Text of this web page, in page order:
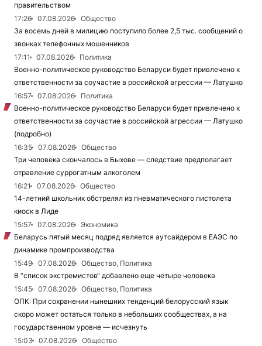
правительством
17:26
07.08.2026
Общество
За восемь дней в милицию поступило более 2,5 тыс. сообщений о
звонках телефонных мошенников
17:11
07.08.2026
Политика
Военно-политическое руководство Беларуси будет привлечено к
ответственности за соучастие в российской агрессии — Латушко
16:57
07.08.2026
Политика
Военно-политическое руководство Беларуси будет привлечено к
ответственности за соучастие в российской агрессии — Латушко
(подробно)
16:35
07.08.2026
Общество
Три человека скончалось в Быхове — следствие предполагает
отравление суррогатным алкоголем
16:21
07.08.2026
Общество
14-летний школьник обстрелял из пневматического пистолета
киоск в Лиде
15:57
07.08.2026
Экономика
Беларусь пятый месяц подряд является аутсайдером в ЕАЭС по
динамике промпроизводства
15:49
07.08.2026
Общество, Политика
В “список экстремистов“ добавлено еще четыре человека
15:45
07.08.2026
Общество, Политика
ОПК: При сохранении нынешних тенденций белорусский язык
скоро может остаться только в небольших сообществах, а на
государственном уровне — исчезнуть
15:03
07.08.2026
Общество